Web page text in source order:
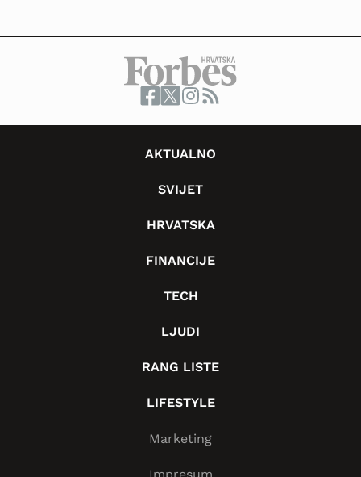
AKTUALNO
SVIJET
HRVATSKA
FINANCIJE
TECH
LJUDI
RANG LISTE
LIFESTYLE
Marketing